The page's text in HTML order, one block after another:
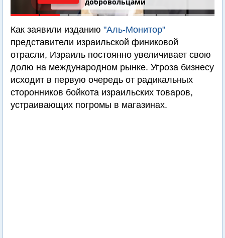
добровольцами
Как заявили изданию "Аль-Монитор"
представители израильской финиковой
отрасли, Израиль постоянно увеличивает свою
долю на международном рынке. Угроза бизнесу
исходит в первую очередь от радикальных
сторонников бойкота израильских товаров,
устраивающих погромы в магазинах.